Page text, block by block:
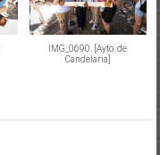
IMG_0690. [Ayto. de
Candelaria]